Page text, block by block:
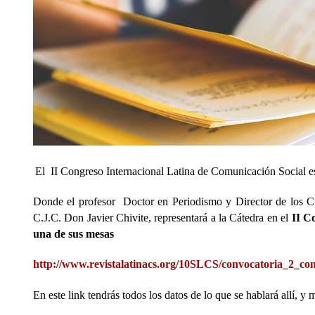
El II Congreso Internacional Latina de Comunicación Social
Donde el profesor Doctor en Periodismo y Director de los
C.J.C. Don Javier Chivite, representará a la Cátedra en el II
una de sus mesas
http://www.revistalatinacs.org/10SLCS/
En este link tendrás todos los datos de lo que se hablará allí, y